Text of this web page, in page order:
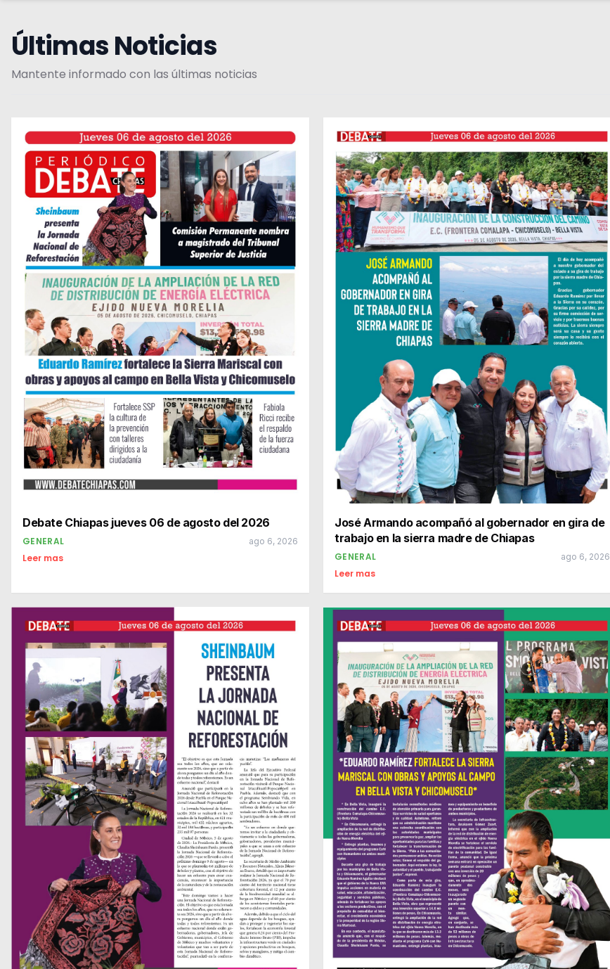
Últimas Noticias
Mantente informado con las últimas noticias
Debate Chiapas jueves 06 de agosto del 2026
GENERAL ago 6, 2026
Leer mas
José Armando acompañó al gobernador en gira de
trabajo en la sierra madre de Chiapas
GENERAL ago 6, 2026
Leer mas